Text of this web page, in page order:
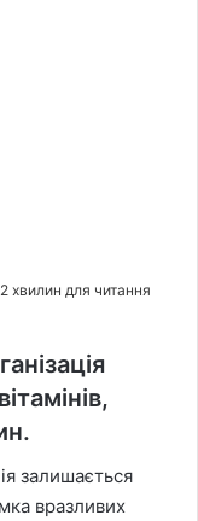
2 хвилин для читання
залишається
вразливих